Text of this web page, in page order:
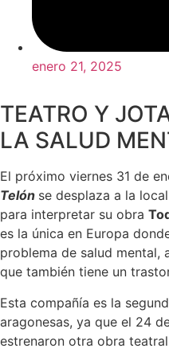
enero 21, 2025
TEATRO Y
LA SALUD
El próximo viernes 31 de
Telón se desplaza a la
para interpretar su obra
es la única en Europa
problema de salud mental,
que también tiene un
Esta compañía es la
aragonesas, ya que el 24
estrenaron otra obra